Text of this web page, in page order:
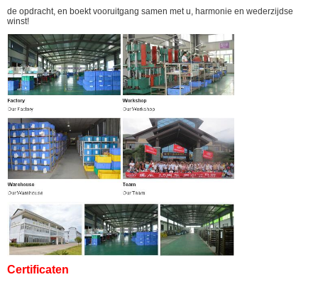
de opdracht, en boekt vooruitgang samen met u, harmonie en wederzijdse
winst!
Certificaten